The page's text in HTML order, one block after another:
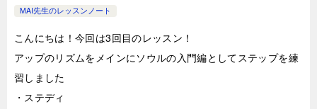
MAI先生のレッスンノート
こんにちは！今回は3回目のレッスン！
アップのリズムをメインにソウルの入門編としてステップを練
習しました
・ステディ